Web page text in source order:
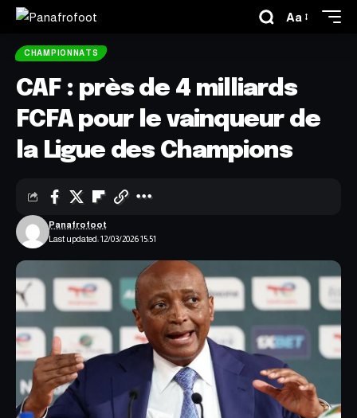
Aa
CHAMPIONNATS
CAF : près de 4 milliards
FCFA pour le vainqueur de
la Ligue des Champions
Last updated: 12/03/2026 15:51
Panafrofoot